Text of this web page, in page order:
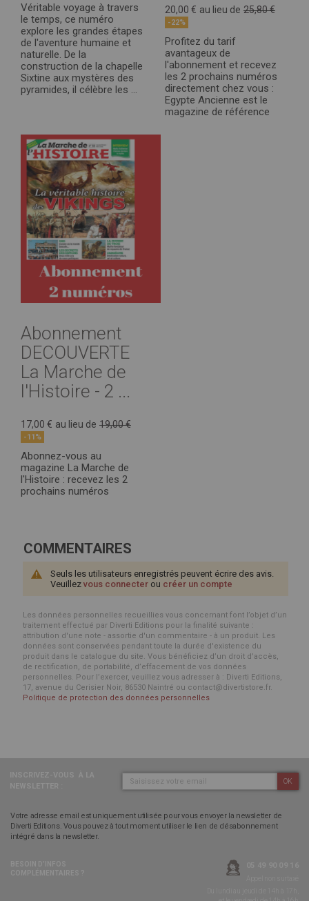
Véritable voyage à travers
le temps, ce numéro
explore les grandes étapes
de l'aventure humaine et
naturelle. De la
construction de la chapelle
Sixtine aux mystères des
pyramides, il célèbre les ...
20,00 € au lieu de 25,80 €
-22%
Profitez du tarif
avantageux de
l'abonnement et recevez
les 2 prochains numéros
directement chez vous :
Egypte Ancienne est le
magazine de référence
Abonnement
DECOUVERTE
La Marche de
l'Histoire - 2 ...
17,00 € au lieu de 19,00 €
-11%
Abonnez-vous au
magazine La Marche de
l'Histoire : recevez les 2
prochains numéros
COMMENTAIRES
Seuls les utilisateurs enregistrés peuvent écrire des avis.
Veuillez vous connecter ou créer un compte
Les données personnelles recueillies vous concernant font l’objet d’un
traitement effectué par Diverti Editions pour la finalité suivante :
attribution d'une note - assortie d'un commentaire - à un produit. Les
données sont conservées pendant toute la durée d'existence du
produit dans le catalogue du site. Vous bénéficiez d’un droit d’accès,
de rectification, de portabilité, d’effacement de vos données
personnelles. Pour l’exercer, veuillez vous adresser à : Diverti Editions,
17, avenue du Cerisier Noir, 86530 Naintré ou contact@divertistore.fr.
Politique de protection des données personnelles
OK
Votre adresse email est uniquement utilisée pour vous envoyer la newsletter de
Diverti Editions. Vous pouvez à tout moment utiliser le lien de désabonnement
intégré dans la newsletter.